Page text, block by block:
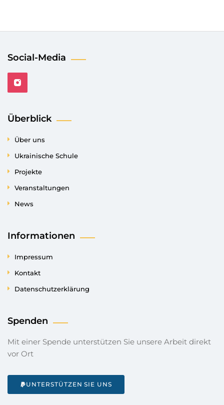
Social-Media
Überblick
Über uns
Ukrainische Schule
Projekte
Veranstaltungen
News
Informationen
Impressum
Kontakt
Datenschutzerklärung
Spenden
Mit einer Spende unterstützen Sie unsere Arbeit direkt
vor Ort
UNTERSTÜTZEN SIE UNS